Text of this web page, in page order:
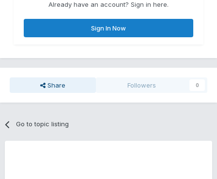
Already have an account? Sign in here.
Sign In Now
Share Followers 0
Go to topic listing